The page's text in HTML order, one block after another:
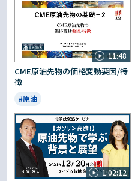
11:48
CME原油先物の価格変動要因/特
徴
#原油
1:02:12